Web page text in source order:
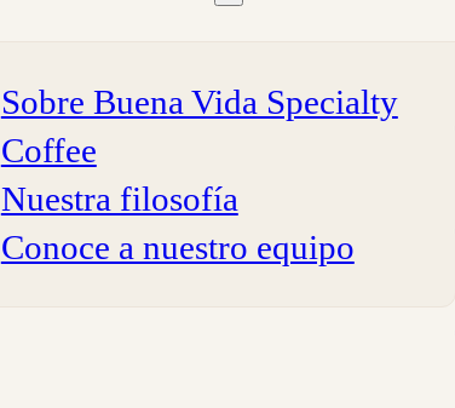
Sobre Buena Vida Specialty
Coffee
Nuestra filosofía
Conoce a nuestro equipo